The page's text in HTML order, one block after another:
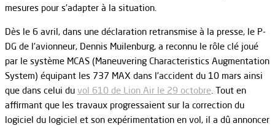
mesures pour s’adapter à la situation.
Dès le 6 avril, dans une déclaration retransmise à la presse, le P-
DG de l’avionneur, Dennis Muilenburg, a reconnu le rôle clé joué
par le système MCAS (Maneuvering Characteristics Augmentation
System) équipant les 737 MAX dans l’accident du 10 mars ainsi
que dans celui du vol 610 de Lion Air le 29 octobre . Tout en
affirmant que les travaux progressaient sur la correction du
logiciel du logiciel et son expérimentation en vol, il a dû annoncer